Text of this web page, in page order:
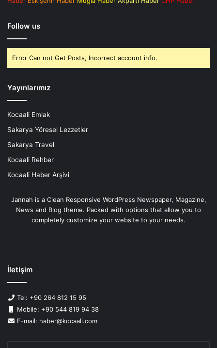
Follow us
Error Can not Get Posts, Incorrect account info.
Yayınlarımız
Kocaali Emlak
Sakarya Yöresel Lezzetler
Sakarya Travel
Kocaali Rehber
Kocaali Haber Arşivi
Jannah is a Clean Responsive WordPress Newspaper, Magazine,
News and Blog theme. Packed with options that allow you to
completely customize your website to your needs.
İletişim
Tel: +90 264 812 15 95
Mobile: +90 544 819 94 38
E-mail: haber@kocaali.com